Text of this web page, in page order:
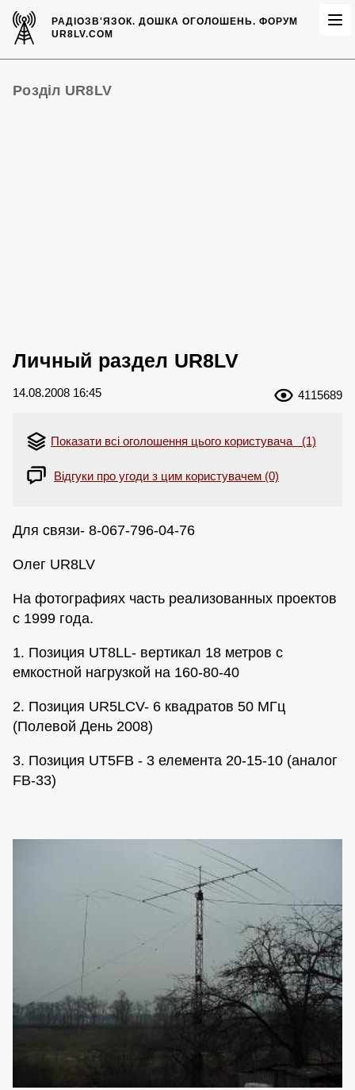
РАДІОЗВ'ЯЗОК.ДОШКА ОГОЛОШЕНЬ. ФОРУМ
UR8LV.COM
Розділ UR8LV
Личный раздел UR8LV
14.08.2008 16:45 4115689
Показати всі оголошення цього користувача (1)
Відгуки про угоди з цим користувачем (0)
Для связи- 8-067-796-04-76
Олег UR8LV
На фотографиях часть реализованных проектов
с 1999 года.
1. Позиция UT8LL- вертикал 18 метров с
емкостной нагрузкой на 160-80-40
2. Позиция UR5LCV- 6 квадратов 50 МГц
(Полевой День 2008)
3. Позиция UT5FB - 3 елемента 20-15-10 (аналог
FB-33)